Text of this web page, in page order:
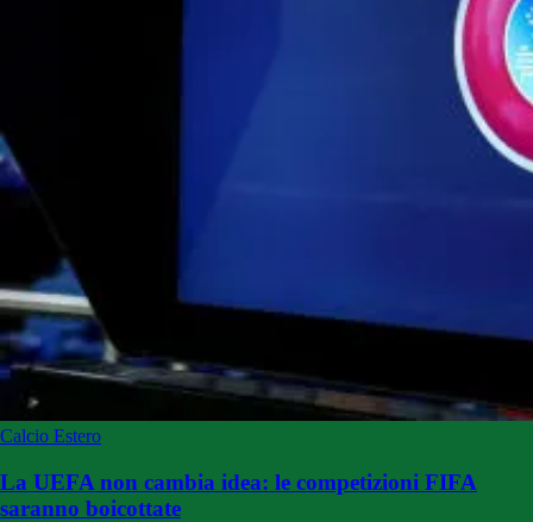
Calcio Estero
La UEFA non cambia idea: le competizioni FIFA
saranno boicottate